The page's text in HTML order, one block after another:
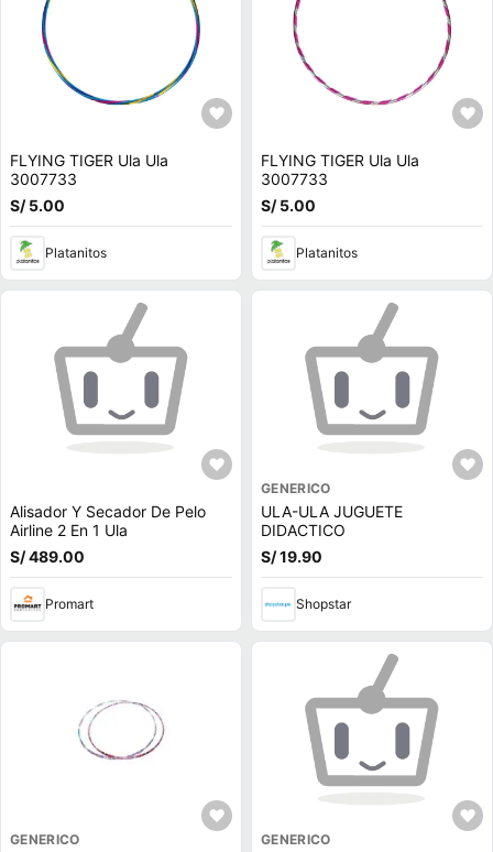
FLYING TIGER Ula Ula
3007733
S/ 5.00
Platanitos
FLYING TIGER Ula Ula
3007733
S/ 5.00
Platanitos
Alisador Y Secador De Pelo
Airline 2 En 1 Ula
S/ 489.00
Promart
GENERICO
ULA-ULA JUGUETE
DIDACTICO
S/ 19.90
Shopstar
GENERICO GENERICO